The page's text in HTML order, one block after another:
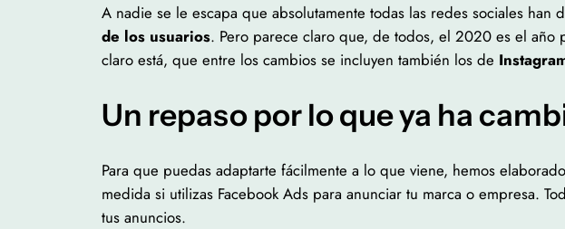
A nadie se le escapa que absolutamente todas las redes sociales han
de los usuarios. Pero parece claro que, de todos, el 2020 es el año
claro está, que entre los cambios se incluyen también los de
Un repaso por lo que ya ha
Para que puedas adaptarte fácilmente a lo que viene, hemos
medida si utilizas Facebook Ads para anunciar tu marca o empresa.
tus anuncios.